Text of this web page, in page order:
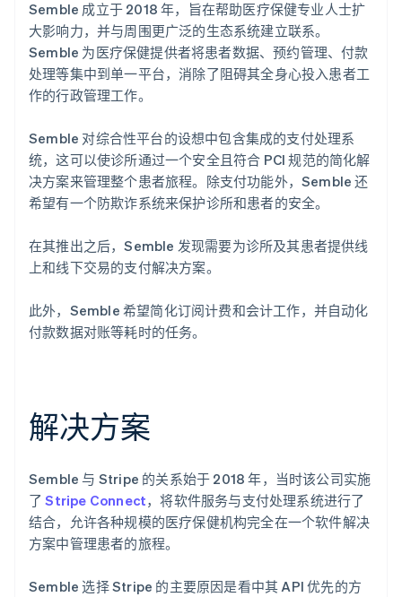
Semble 成立于 2018 年，旨在帮助医疗保健专业人士扩
大影响力，并与周围更广泛的生态系统建立联系。
Semble 为医疗保健提供者将患者数据、预约管理、付款
处理等集中到单一平台，消除了阻碍其全身心投入患者工
作的行政管理工作。
Semble 对综合性平台的设想中包含集成的支付处理系
统，这可以使诊所通过一个安全且符合 PCI 规范的简化解
决方案来管理整个患者旅程。除支付功能外，Semble 还
希望有一个防欺诈系统来保护诊所和患者的安全。
在其推出之后，Semble 发现需要为诊所及其患者提供线
上和线下交易的支付解决方案。
此外，Semble 希望简化订阅计费和会计工作，并自动化
付款数据对账等耗时的任务。
解决方案
Semble 与 Stripe 的关系始于 2018 年，当时该公司实施
了Stripe Connect，将软件服务与支付处理系统进行了
结合，允许各种规模的医疗保健机构完全在一个软件解决
方案中管理患者的旅程。
Semble 选择 Stripe 的主要原因是看中其 API 优先的方